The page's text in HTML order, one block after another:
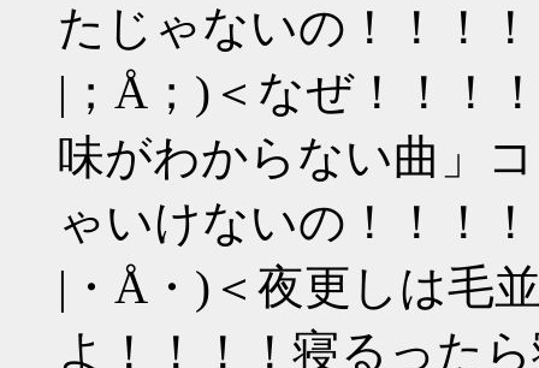
たじゃないの！！！
|；Å；)＜なぜ！！！
味がわからない曲」
ゃいけないの！！！
|・Å・)＜夜更しは毛
よ！！！！寝るった